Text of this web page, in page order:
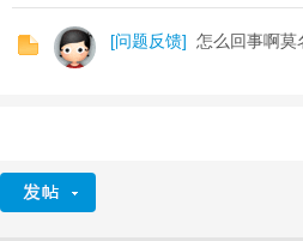
[问题反馈] 怎么回事啊莫